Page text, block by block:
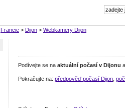
Francie > Dijon > Webkamery Dijon
Podívejte se na aktuální počasí v Dijonu
Pokračujte na: předpověď počasí Dijon